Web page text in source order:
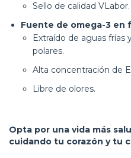
Sello de calidad VLabor.
Fuente de omega-3 en
Extraído de aguas
polares.
Alta concentración de
Libre de olores.
Opta por una vida más
cuidando tu corazón y tu